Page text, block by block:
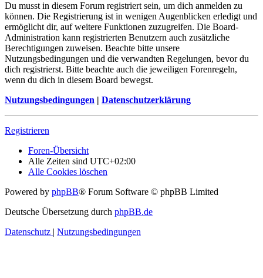
Du musst in diesem Forum registriert sein, um dich anmelden zu
können. Die Registrierung ist in wenigen Augenblicken erledigt und
ermöglicht dir, auf weitere Funktionen zuzugreifen. Die Board-
Administration kann registrierten Benutzern auch zusätzliche
Berechtigungen zuweisen. Beachte bitte unsere
Nutzungsbedingungen und die verwandten Regelungen, bevor du
dich registrierst. Bitte beachte auch die jeweiligen Forenregeln,
wenn du dich in diesem Board bewegst.
Nutzungsbedingungen | Datenschutzerklärung
Registrieren
Foren-Übersicht
Alle Zeiten sind UTC+02:00
Alle Cookies löschen
Powered by phpBB® Forum Software © phpBB Limited
Deutsche Übersetzung durch phpBB.de
Datenschutz | Nutzungsbedingungen